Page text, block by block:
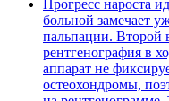
Прогресс нароста
больной замечает
пальпации. Второй
рентгенография в
аппарат не
остеохондромы,